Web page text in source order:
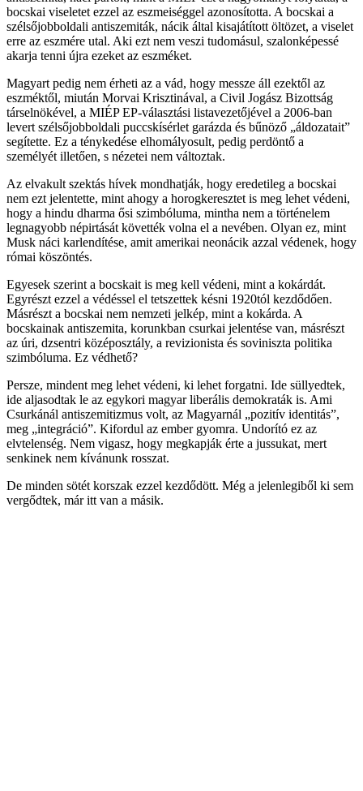
bocskai viseletet ezzel az eszmeiséggel azonosította. A bocskai a
szélsőjobboldali antiszemiták, nácik által kisajátított öltözet, a viselet
erre az eszmére utal. Aki ezt nem veszi tudomásul, szalonképessé
akarja tenni újra ezeket az eszméket.
Magyart pedig nem érheti az a vád, hogy messze áll ezektől az
eszméktől, miután Morvai Krisztinával, a Civil Jogász Bizottság
társelnökével, a MIÉP EP-választási listavezetőjével a 2006-ban
levert szélsőjobboldali puccskísérlet garázda és bűnöző „áldozatait”
segítette. Ez a ténykedése elhomályosult, pedig perdöntő a
személyét illetően, s nézetei nem változtak.
Az elvakult szektás hívek mondhatják, hogy eredetileg a bocskai
nem ezt jelentette, mint ahogy a horogkeresztet is meg lehet védeni,
hogy a hindu dharma ősi szimbóluma, mintha nem a történelem
legnagyobb népirtását követték volna el a nevében. Olyan ez, mint
Musk náci karlendítése, amit amerikai neonácik azzal védenek, hogy
római köszöntés.
Egyesek szerint a bocskait is meg kell védeni, mint a kokárdát.
Egyrészt ezzel a védéssel el tetszettek késni 1920tól kezdődően.
Másrészt a bocskai nem nemzeti jelkép, mint a kokárda. A
bocskainak antiszemita, korunkban csurkai jelentése van, másrészt
az úri, dzsentri középosztály, a revizionista és soviniszta politika
szimbóluma. Ez védhető?
Persze, mindent meg lehet védeni, ki lehet forgatni. Ide süllyedtek,
ide aljasodtak le az egykori magyar liberális demokraták is. Ami
Csurkánál antiszemitizmus volt, az Magyarnál „pozitív identitás”,
meg „integráció”. Kifordul az ember gyomra. Undorító ez az
elvtelenség. Nem vigasz, hogy megkapják érte a jussukat, mert
senkinek nem kívánunk rosszat.
De minden sötét korszak ezzel kezdődött. Még a jelenlegiből ki sem
vergődtek, már itt van a másik.